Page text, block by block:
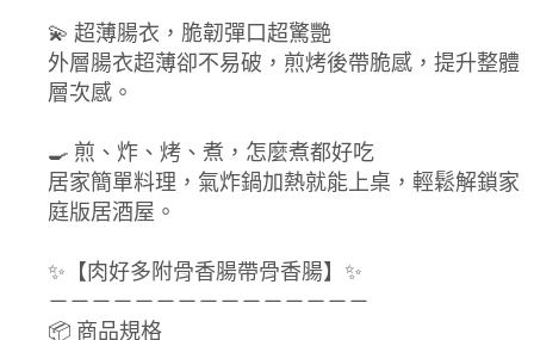
💫 超薄腸衣，脆韌彈口超驚艷
外層腸衣超薄卻不易破，煎烤後帶脆感，提升整體
層次感。
🍳 煎、炸、烤、煮，怎麼煮都好吃
居家簡單料理，氣炸鍋加熱就能上桌，輕鬆解鎖家
庭版居酒屋。
✨【肉好多附骨香腸帶骨香腸】✨
－－－－－－－－－－－－－－－
📦 商品規格